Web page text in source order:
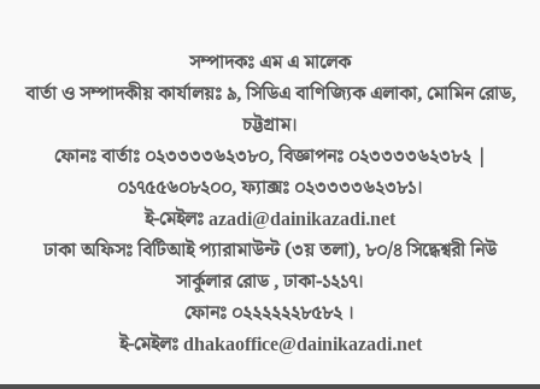
সম্পাদকঃএম এ মালেক
বার্তা ও সম্পাদকীয় কার্যালয়ঃ৯, সিডিএ বাণিজ্যিক এলাকা, মোমিন রোড,
চট্টগ্রাম।
ফোনঃ বার্তাঃ ০২৩৩৩৩৬২৩৮০, বিজ্ঞাপনঃ ০২৩৩৩৩৬২৩৮২ |
০১৭৫৫৬০৮২০০, ফ্যাক্সঃ ০২৩৩৩৩৬২৩৮১।
ই-মেইলঃazadi@dainikazadi.net
ঢাকা অফিসঃবিটিআই প্যারামাউন্ট (৩য় তলা), ৮০/৪ সিদ্ধেশ্বরী নিউ
সার্কুলার রোড , ঢাকা-১২১৭।
ফোনঃ ০২২২২২২৮৫৮২ ।
ই-মেইলঃdhakaoffice@dainikazadi.net